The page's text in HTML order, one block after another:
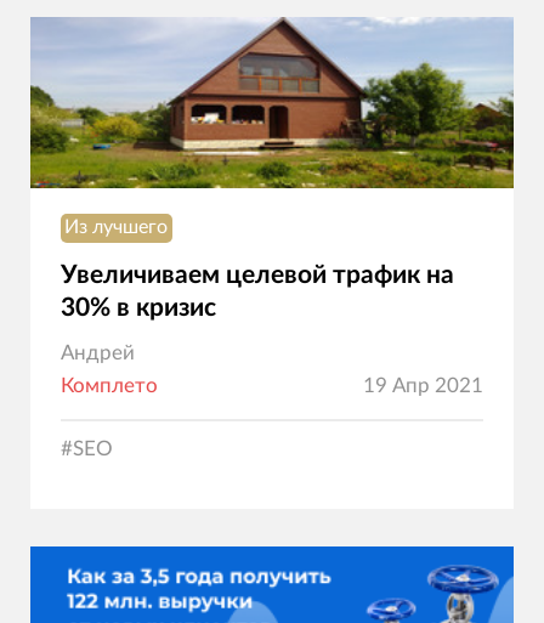
Из лучшего
Увеличиваем целевой трафик на
30% в кризис
Андрей
Комплето
19 Апр 2021
#SEO